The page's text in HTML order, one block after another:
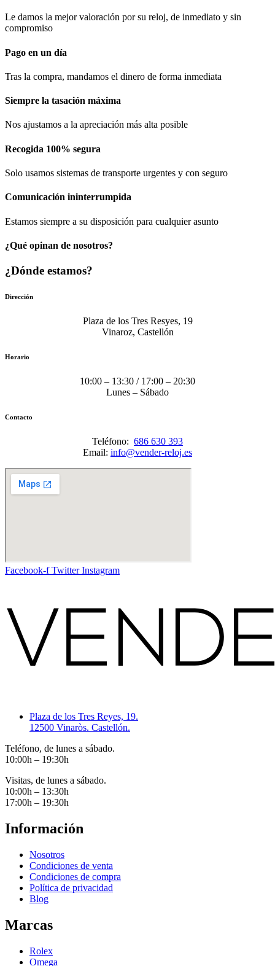
Le damos la mejor valoración por su reloj, de inmediato y sin
compromiso
Pago en un día
Tras la compra, mandamos el dinero de forma inmediata
Siempre la tasación máxima
Nos ajustamos a la apreciación más alta posible
Recogida 100% segura​
Solo usamos sistemas de transporte urgentes y con seguro
Comunicación​ ininterrumpida
Estamos siempre a su disposición para cualquier asunto
¿Qué opinan de nosotros?
¿Dónde estamos?
Dirección
Plaza de los Tres Resyes, 19
Vinaroz, Castellón
Horario
10:00 – 13:30 / 17:00 – 20:30
Lunes – Sábado
Contacto
Teléfono: 686 630 393
Email: info@vender-reloj.es
Facebook-f Twitter Instagram
Plaza de los Tres Reyes, 19.
12500 Vinaròs. Castellón.
Teléfono, de lunes a sábado.
10:00h – 19:30h
Visitas, de lunes a sábado.
10:00h – 13:30h
17:00h – 19:30h
Información
Nosotros
Condiciones de venta
Condiciones de compra
Política de privacidad
Blog
Marcas
Rolex
Omega